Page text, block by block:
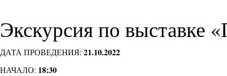
Экскурсия по выставке
ДАТА ПРОВЕДЕНИЯ: 21.10.2022
НАЧАЛО: 18:30